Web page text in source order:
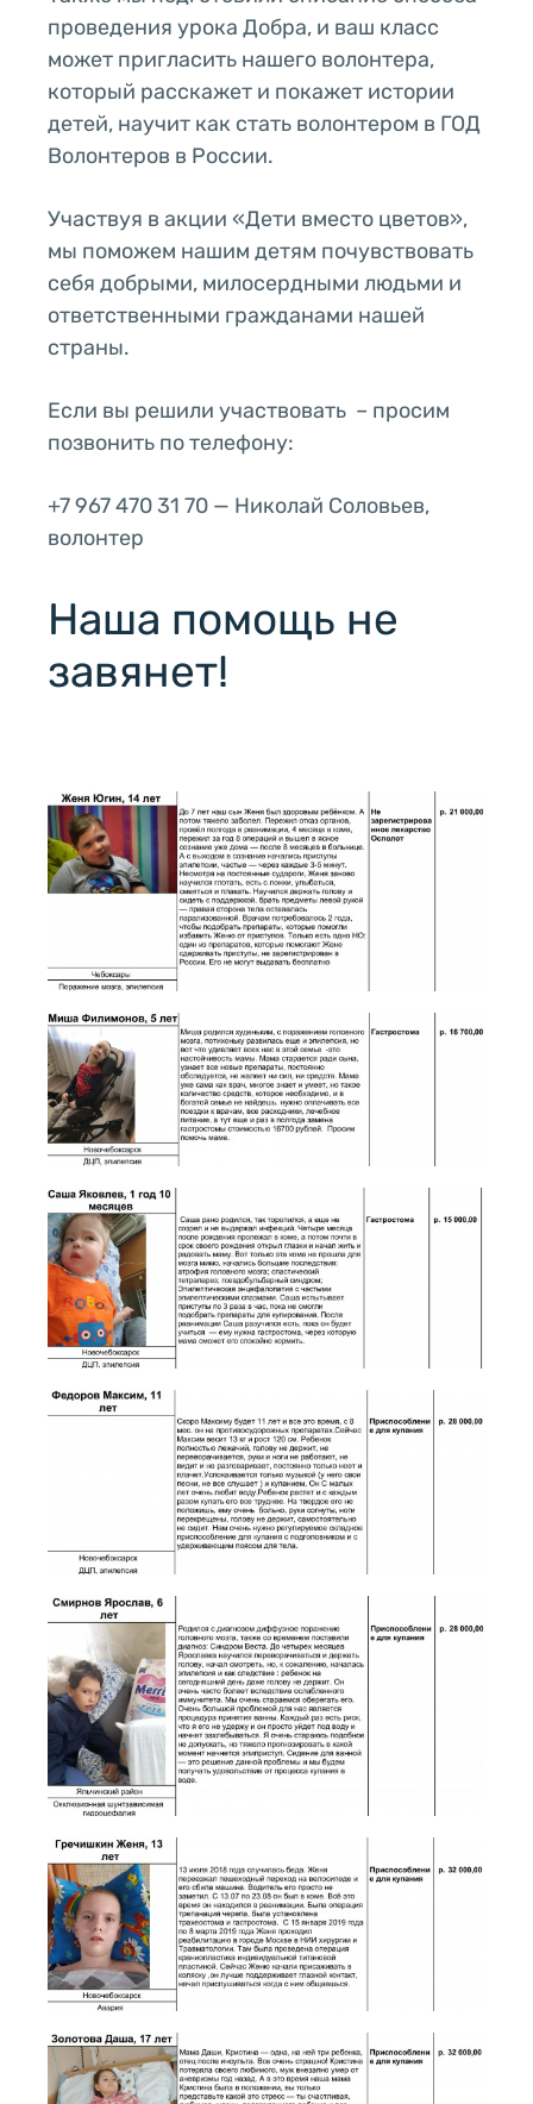
проведения урока Добра, и ваш класс
может пригласить нашего волонтера,
который расскажет и покажет истории
детей, научит как стать волонтером в ГОД
Волонтеров в России.
Участвуя в акции «Дети вместо цветов»,
мы поможем нашим детям почувствовать
себя добрыми, милосердными людьми и
ответственными гражданами нашей
страны.
Если вы решили участвовать – просим
позвонить по телефону:
+7 967 470 31 70 — Николай Соловьев,
волонтер
Наша помощь не
завянет!